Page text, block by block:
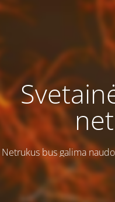
Netrukus bus galima